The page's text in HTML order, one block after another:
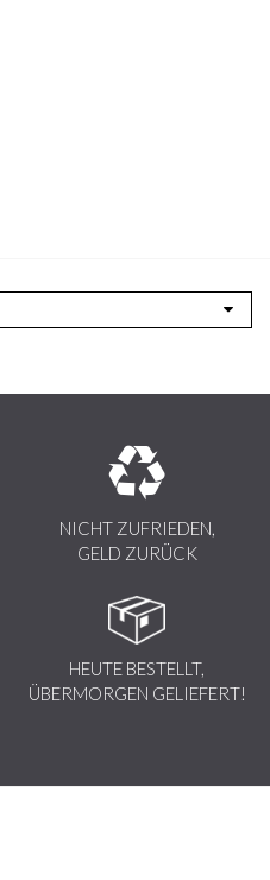
NICHT ZUFRIEDEN,
GELD ZURÜCK
HEUTE BESTELLT,
ÜBERMORGEN GELIEFERT!